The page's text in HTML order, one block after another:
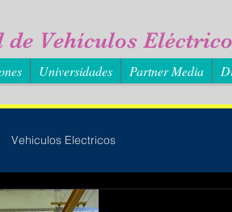
Vehículos
Universidades Partner Media
Vehiculos Electricos